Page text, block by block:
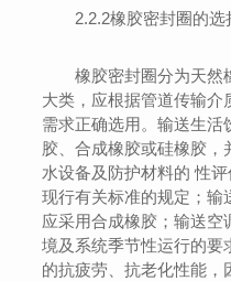
2.2.2橡胶密封圈的选
橡胶密封圈分为天然
大类，应根据管道传输
需求正确选用。输送生活
胶、合成橡胶或硅橡胶
水设备及防护材料的 性
现行有关标准的规定；输
应采用合成橡胶；输送
境及系统季节性运行的要
的抗疲劳、抗老化性能